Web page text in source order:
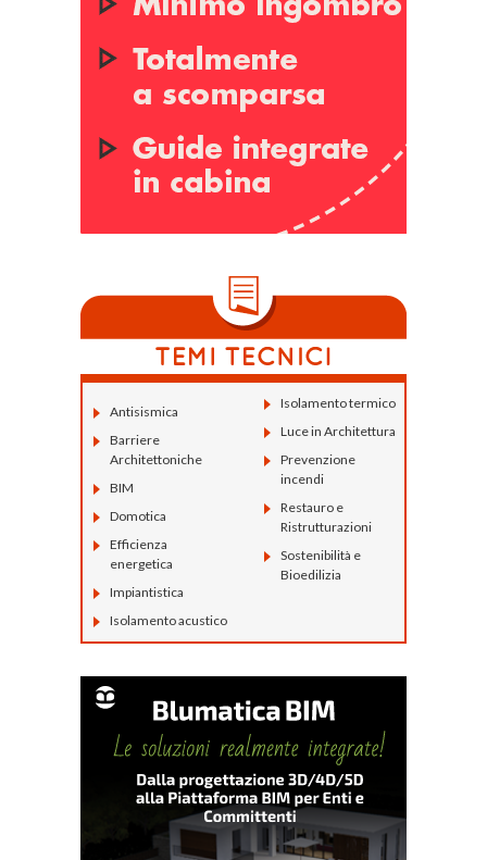
Antisismica
Barriere
Architettoniche
BIM
Domotica
Efficienza
energetica
Impiantistica
Isolamento acustico
Isolamento termico
Luce in Architettura
Prevenzione
incendi
Restauro e
Ristrutturazioni
Sostenibilità e
Bioedilizia